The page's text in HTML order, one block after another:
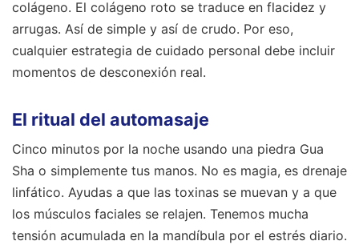
colágeno. El colágeno roto se traduce en flacidez y
arrugas. Así de simple y así de crudo. Por eso,
cualquier estrategia de cuidado personal debe incluir
momentos de desconexión real.
El ritual del automasaje
Cinco minutos por la noche usando una piedra Gua
Sha o simplemente tus manos. No es magia, es drenaje
linfático. Ayudas a que las toxinas se muevan y a que
los músculos faciales se relajen. Tenemos mucha
tensión acumulada en la mandíbula por el estrés diario.